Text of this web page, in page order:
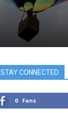
STAY CONNECTED
0 Fans